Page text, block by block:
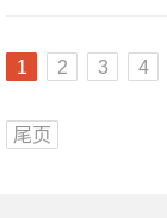
1 2 3 4
尾页